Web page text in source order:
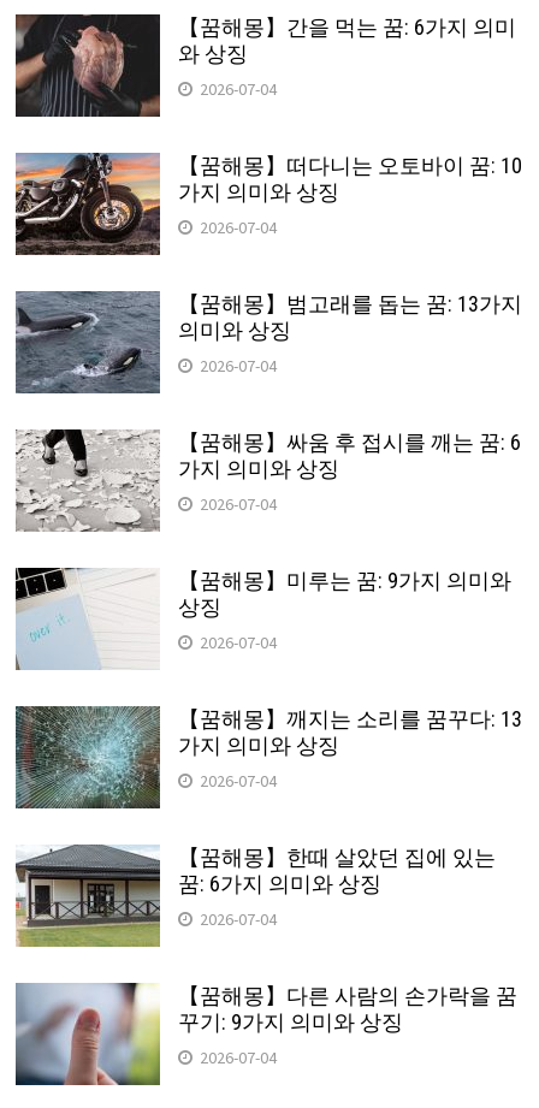
【꿈해몽】간을 먹는 꿈: 6가지 의미
와 상징
2026-07-04
【꿈해몽】떠다니는 오토바이 꿈: 10
가지 의미와 상징
2026-07-04
【꿈해몽】범고래를 돕는 꿈: 13가지
의미와 상징
2026-07-04
【꿈해몽】싸움 후 접시를 깨는 꿈: 6
가지 의미와 상징
2026-07-04
【꿈해몽】미루는 꿈: 9가지 의미와
상징
2026-07-04
【꿈해몽】깨지는 소리를 꿈꾸다: 13
가지 의미와 상징
2026-07-04
【꿈해몽】한때 살았던 집에 있는
꿈: 6가지 의미와 상징
2026-07-04
【꿈해몽】다른 사람의 손가락을 꿈
꾸기: 9가지 의미와 상징
2026-07-04